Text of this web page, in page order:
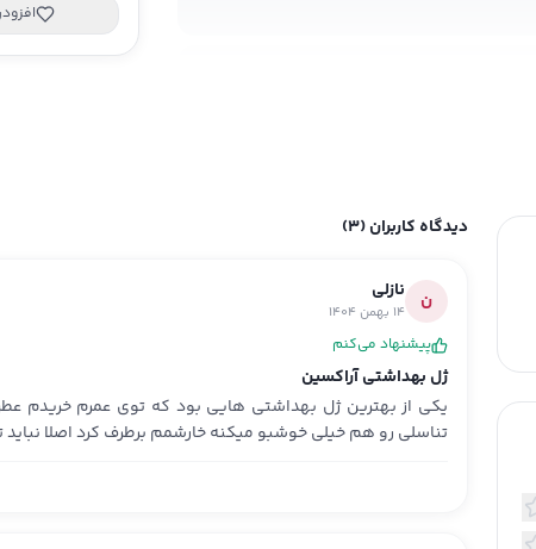
طراوت بخش؛ آنتی باکتریال؛ ضد عفونی کننده؛ از
رفع سوزش
و هایپوآلرژیک
از عفونت‌های میکروبی و قارچی
دیدگاه کاربران(3)
ن نازلی
14 بهمن 1404
پیشنهاد می‌کنم
ژل بهداشتی آراکسین
یکی از بهترین ژل بهداشتی هایی بود که توی عمرم خریدم
تناسلی رو هم خیلی خوشبو میکنه خارشمم برطرف کرد اصلا